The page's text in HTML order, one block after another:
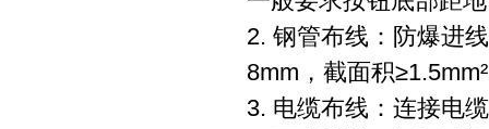
2. 钢管布线：防爆进
8mm，截面积
3. 电缆布线：连接电